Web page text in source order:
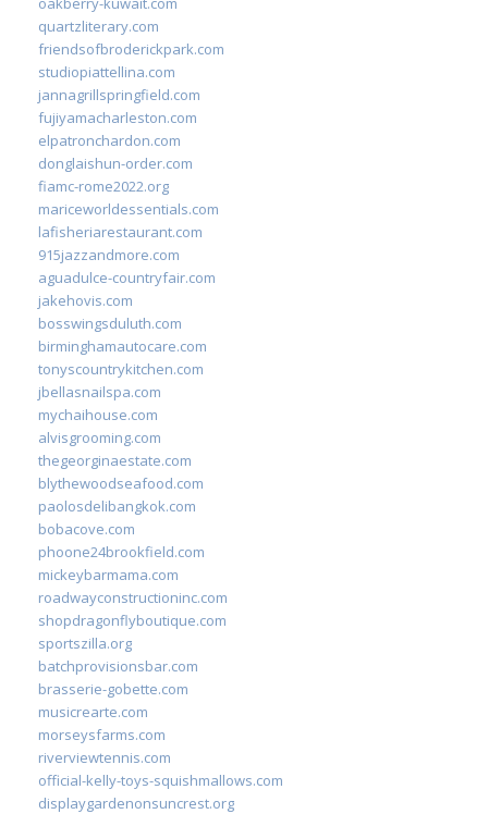
quartzliterary.com
friendsofbroderickpark.com
studiopiattellina.com
jannagrillspringfield.com
fujiyamacharleston.com
elpatronchardon.com
donglaishun-order.com
fiamc-rome2022.org
mariceworldessentials.com
lafisheriarestaurant.com
915jazzandmore.com
aguadulce-countryfair.com
jakehovis.com
bosswingsduluth.com
birminghamautocare.com
tonyscountrykitchen.com
jbellasnailspa.com
mychaihouse.com
alvisgrooming.com
thegeorginaestate.com
blythewoodseafood.com
paolosdelibangkok.com
bobacove.com
phoone24brookfield.com
mickeybarmama.com
roadwayconstructioninc.com
shopdragonflyboutique.com
sportszilla.org
batchprovisionsbar.com
brasserie-gobette.com
musicrearte.com
morseysfarms.com
riverviewtennis.com
official-kelly-toys-squishmallows.com
displaygardenonsuncrest.org